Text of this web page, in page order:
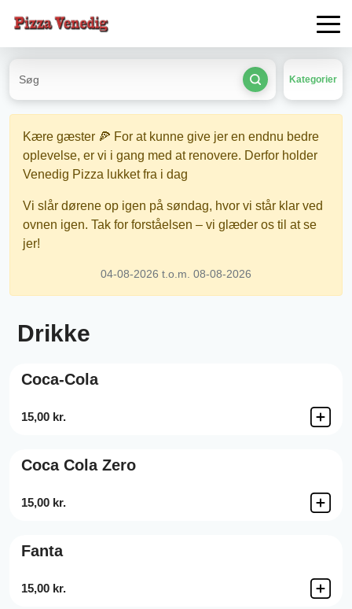
Kategorier
Kære gæster 🍕 For at kunne give jer en endnu bedre
oplevelse, er vi i gang med at renovere. Derfor holder
Venedig Pizza lukket fra i dag
Vi slår dørene op igen på søndag, hvor vi står klar ved
ovnen igen. Tak for forståelsen – vi glæder os til at se
jer!
04-08-2026 t.o.m. 08-08-2026
Drikke
Coca-Cola
15,00 kr.
Coca Cola Zero
15,00 kr.
Fanta
15,00 kr.